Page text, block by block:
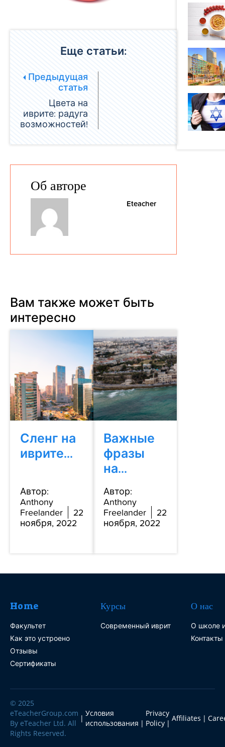
Еще статьи:
Предыдущая
статья
Цвета на
иврите: радуга
возможностей!
Об авторе
Eteacher
Вам также может быть
интересно
Сленг на
иврите...
Автор:
Anthony
Freelander
22
ноября, 2022
Важные
фразы
на...
Автор:
Anthony
Freelander
22
ноября, 2022
Home
Факультет
Как это устроено
Отзывы
Сертификаты
Курсы
Современный иврит
О нас
О школе
Контакты
© 2025
eTeacherGroup.com
By eTeacher Ltd. All
Rights Reserved.
Условия
использования
Privacy
Policy
Affiliates